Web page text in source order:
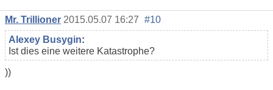
Mr. Trillioner 2015.05.07 16:27 #10
Alexey Busygin:
Ist dies eine weitere Katastrophe?
))